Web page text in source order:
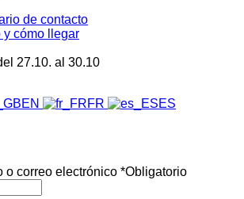
de contacto
y cómo llegar
27.10. al 30.10
EN FR ES
o correo electrónico *Obligatorio